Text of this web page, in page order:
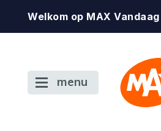
Welkom op MAX Vandaag
menu